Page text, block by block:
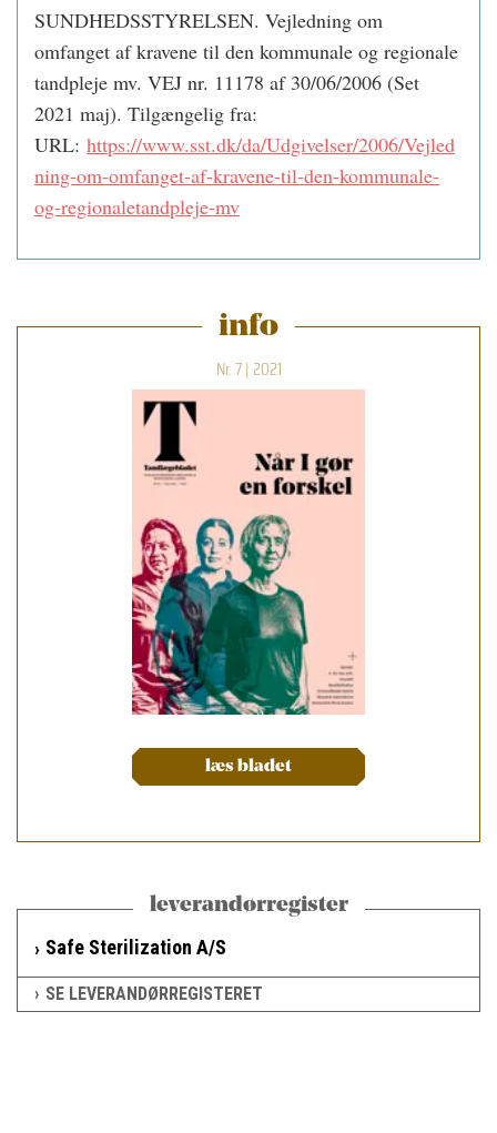
SUNDHEDSSTYRELSEN. Vejledning om
omfanget af kravene til den kommunale og regionale
tandpleje mv. VEJ nr. 11178 af 30/06/2006 (Set
2021 maj). Tilgængelig fra:
URL: https://www.sst.dk/da/Udgivelser/2006/Vejled
ning-om-omfanget-af-kravene-til-den-kommunale-
og-regionaletandpleje-mv
info
Nr. 7 | 2021
læs bladet
leverandørregister
Safe Sterilization A/S
SE LEVERANDØRREGISTERET